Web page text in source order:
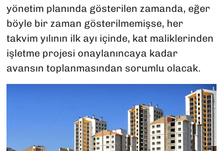
yönetim planında gösterilen zamanda, eğer
böyle bir zaman gösterilmemişse, her
takvim yılının ilk ayı içinde, kat maliklerinden
işletme projesi onaylanıncaya kadar
avansın toplanmasından sorumlu olacak.